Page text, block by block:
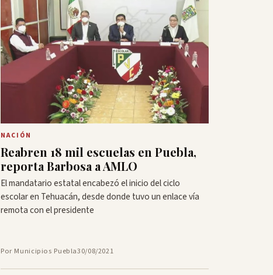
NACIÓN
Reabren 18 mil escuelas en Puebla,
reporta Barbosa a AMLO
El mandatario estatal encabezó el inicio del ciclo
escolar en Tehuacán, desde donde tuvo un enlace vía
remota con el presidente
Por Municipios Puebla30/08/2021